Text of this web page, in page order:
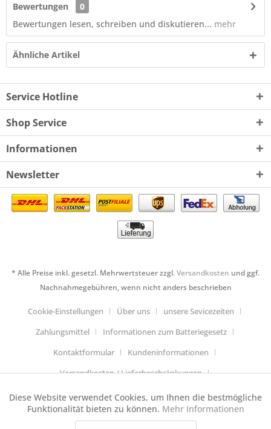
Bewertungen
0
Bewertungen lesen, schreiben und diskutieren... mehr
Ähnliche Artikel
Service Hotline
Shop Service
Informationen
Newsletter
* Alle Preise inkl. gesetzl. Mehrwertsteuer zzgl.Versandkosten und ggf.
Nachnahmegebühren, wenn nicht anders beschrieben
Cookie-Einstellungen Über uns
unsere Sevicezeiten
Zahlungsmittel
Informationen zum Batteriegesetz
Kontaktformular
Kundeninformationen
Versandkosten / Lieferbeschränkungen
Widerrufsbelehrung & Muster-Widerrufsformular
Datenschutzerklärung
Allgemeine Geschäftsbedingungen
Funktionale Aktiv
Diese Website verwendet Cookies, um Ihnen die bestmögliche
Funktionalität bieten zu können. Mehr Informationen